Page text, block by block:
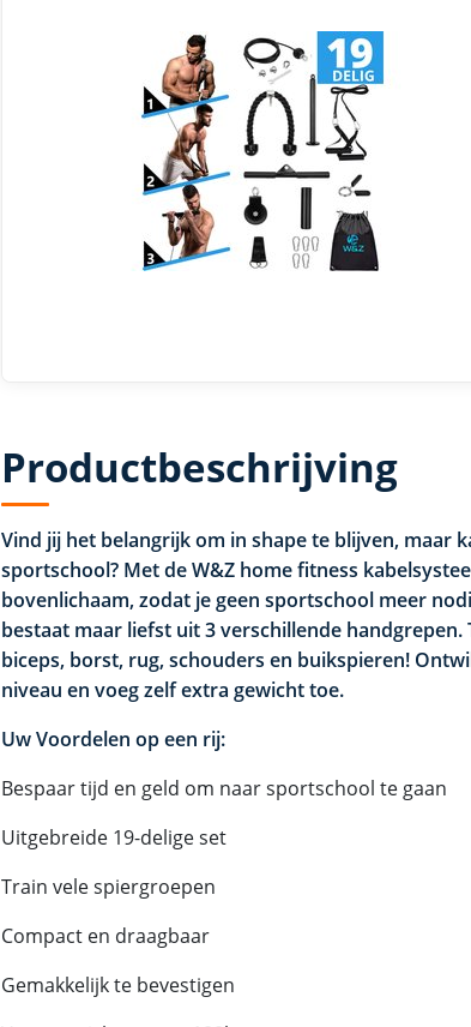
Productbeschrijving
Vind jij het belangrijk om in shape te blijven, maar
sportschool? Met de W&Z home fitness
bovenlichaam, zodat je geen sportschool meer
bestaat maar liefst uit 3 verschillende handgrepen.
biceps, borst, rug, schouders en buikspieren!
niveau en voeg zelf extra gewicht toe.
Uw Voordelen op een rij:
Bespaar tijd en geld om naar sportschool te gaan
Uitgebreide 19-delige set
Train vele spiergroepen
Compact en draagbaar
Gemakkelijk te bevestigen